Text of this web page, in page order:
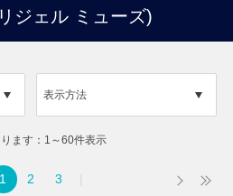
ジェル ミューズ)
表示方法
ます 1～60件表示
1 2 3